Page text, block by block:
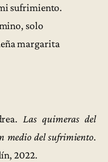
sufrimiento.
solo
margarita
Las quimeras del
medio del sufrimiento.
2022.